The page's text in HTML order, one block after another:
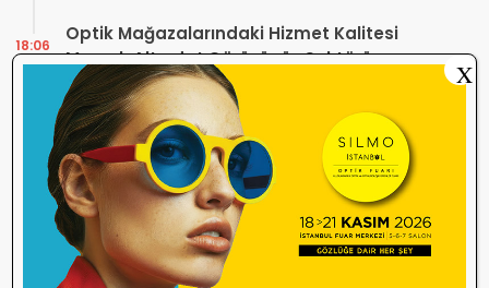
Optik Mağazalarındaki Hizmet Kalitesi
Mercek Altında! Görüşünüz Sektörün
Geleceğini Şekillendirebilir
18:06
Yönetmelik Tartışmalarına TOGB’dan
Açıklama! Yeni Hüküm Yok, Teknik
Düzenleme Var
Danıştay’dan TOGB’ye İki Kritik Karar!
Atilla Karip’in Açtığı Davalarda Yürütmeyi
Durdurma Kararı
11:03
Bir günde 150 bin kişi okudu! Optik sektörü
neden konuşuyor?
X